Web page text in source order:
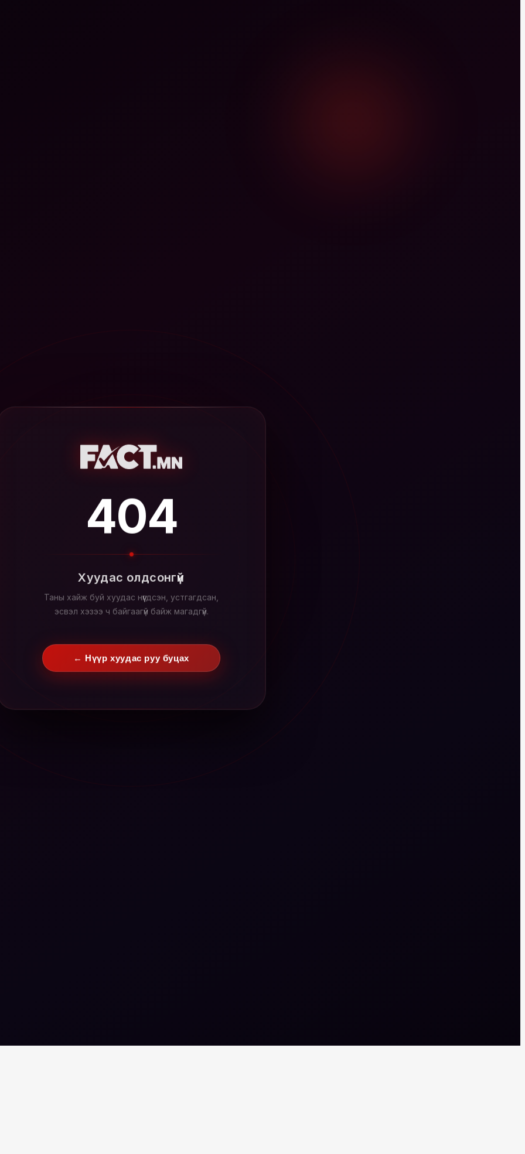
404
Хуудас олдсонгүй
эсвэл хэзээ ч байгаагүй байж магадгүй.
← Нүүр хуудас руу буцах